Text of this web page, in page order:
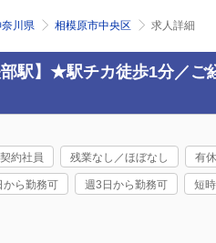
川県 相模原市中央区 求人詳細
部駅】★駅チカ徒歩1分／
契約社員 残業なし／ほぼなし 有
から勤務可 週3日から勤務可 短